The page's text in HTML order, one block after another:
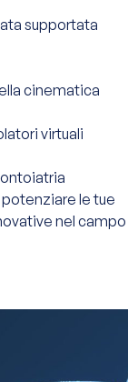
supportata
cinematica
virtuali
potenziare le tue
nel campo